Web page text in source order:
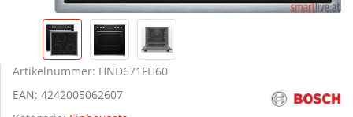
Artikelnummer: HND671FH60
EAN: 4242005062607